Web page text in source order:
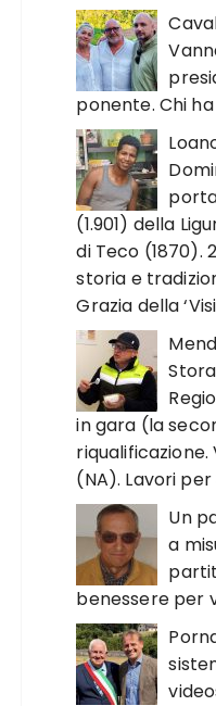
ponente. Chi
(1.901) della
di Teco (1870).
storia e
Grazia della
in gara (la
(NA). Lavori
Un
a
benessere per